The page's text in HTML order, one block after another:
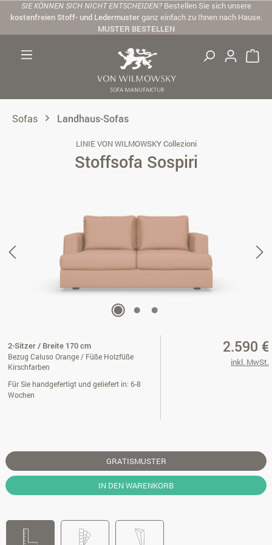
Zum Hauptinhalt springen
SIE KÖNNEN SICH NICHT ENTSCHEIDEN? Bestellen Sie sich unsere
kostenfreien Stoff- und Ledermusterganz einfach zu Ihnen nach Hause.
MUSTER BESTELLEN
Sofas Landhaus-Sofas
LINIE VON WILMOWSKY Collezioni
Stoffsofa Sospiri
2-Sitzer / Breite 170 cm
Bezug Caluso Orange / Füße Holzfüße
Kirschfarben
Für Sie handgefertigt und geliefert in: 6-8
Wochen
2.590 €
inkl. MwSt.
GRATISMUSTER
IN DEN WARENKORB